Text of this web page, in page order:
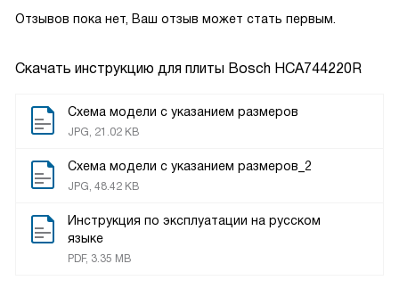
Скачать инструкцию для плиты Bosch HCA744220R
Схема модели с указанием размеров
JPG, 21.02 KB
Схема модели с указанием размеров_2
JPG, 48.42 KB
Инструкция по эксплуатации на русском
языке
PDF, 3.35 MB
Отзывов пока нет, Ваш отзыв может стать первым.